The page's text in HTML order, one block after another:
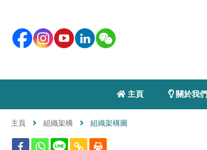
 主頁  關於我們
主頁 組織架構 組織架構圖